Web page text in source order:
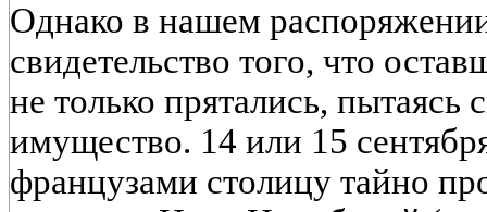
Однако в нашем
свидетельство того, что
не только прятались,
имущество. 14 или 15
французами столицу тайно